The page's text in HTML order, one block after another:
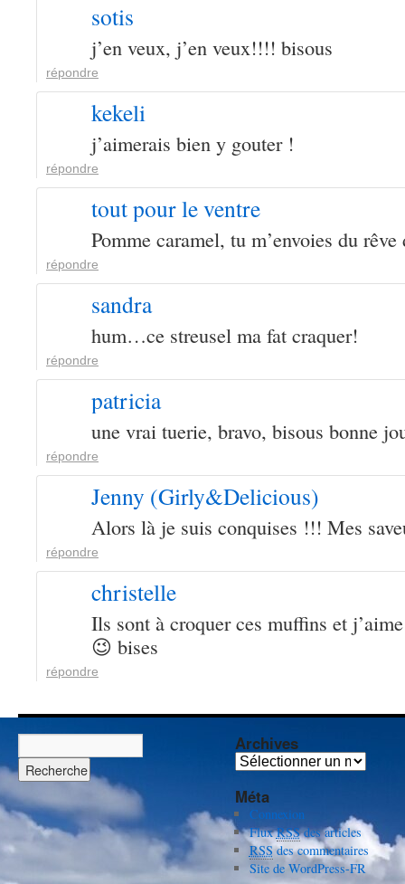
sotis
j’en veux, j’en veux!!!! bisous
répondre
kekeli
j’aimerais bien y gouter !
répondre
tout pour le ventre
Pomme caramel, tu m’envoies du
répondre
sandra
hum…ce streusel ma fat craquer!
répondre
patricia
une vrai tuerie, bravo, bisous bonne
répondre
Jenny (Girly&Delicious)
Alors là je suis conquises !!! Mes
répondre
christelle
Ils sont à croquer ces muffins et
😉 bises
répondre
Archives
A
c
h
i
v
e
Méta
Connexion
FluxRSSdes articles
RSSdes commentaires
Site de WordPress-FR